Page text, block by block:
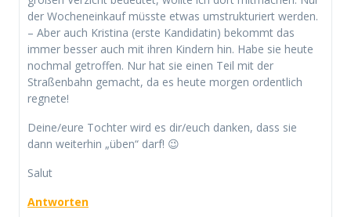
der Wocheneinkauf müsste etwas umstrukturiert werden.
– Aber auch Kristina (erste Kandidatin) bekommt das
immer besser auch mit ihren Kindern hin. Habe sie heute
nochmal getroffen. Nur hat sie einen Teil mit der
Straßenbahn gemacht, da es heute morgen ordentlich
regnete!
Deine/eure Tochter wird es dir/euch danken, dass sie
dann weiterhin „üben“ darf! 😉
Salut
Antworten